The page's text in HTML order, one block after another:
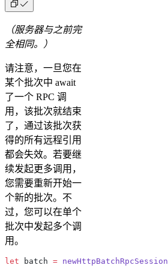
（服务器与之前完
全相同。）
请注意，一旦您在
某个批次中 await
了一个 RPC 调
用，该批次就结束
了，通过该批次获
得的所有远程引用
都会失效。若要继
续发起更多调用，
您需要重新开始一
个新的批次。不
过，您可以在单个
批次中发起多个调
用。
let batch = newHttpBatchRpcSession